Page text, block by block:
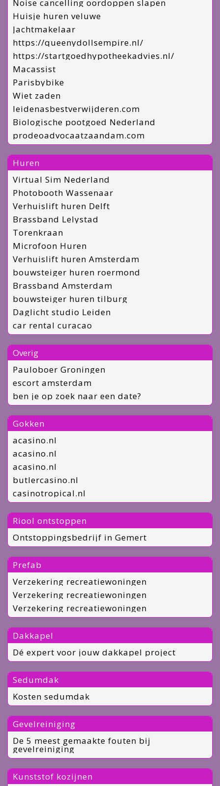
Noise cancelling oordoppen slapen
Huisje huren veluwe
Jachtmakelaar
https://queenydollsempire.nl/
https://startgoedhypotheekadvies.nl/
Macassist
Parisbybike
Wiet zaden
leidenasbestverwijderen.com
Biologische pootgoed Nederland
prodeoadvocaatzaandam.com
Huren
Virtual Sim Nederland
Photobooth Wassenaar
Verhuislift huren Delft
Brassband Lelystad
Torenkraan
Microfoon Huren
Verhuislift huren Amsterdam
bouwsteiger huren roermond
Brassband Amsterdam
bouwsteiger huren tilburg
Daglicht studio Leiden
car rental curacao
Overig
Pauloboer Groningen
escort amsterdam
ben je op zoek naar een date?
Gokken
acasino.nl
acasino.nl
acasino.nl
butlercasino.nl
casinotropical.nl
Riool ontstoppen
Ontstoppingsbedrijf in Gemert
Prefab
Verzekering recreatiewoningen
Verzekering recreatiewoningen
Verzekering recreatiewoningen
Dakkapel
Dé expert voor jouw dakkapel project
Sedumdak
Kosten sedumdak
Gevelreiniging
De 5 meest gemaakte fouten bij
gevelreiniging
Kunststof kozijnen